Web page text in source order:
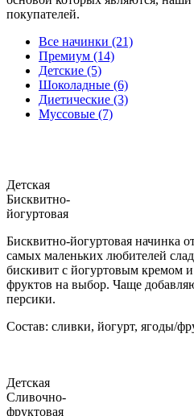
покупателей.
Все начинки (21)
Премиум (14)
Детские (5)
Шоколадные (6)
Диетические (3)
Муссовые (7)
Детская
Бисквитно-
йогуртовая
Бисквитно-йогуртовая начинка
самых маленьких любителей
бискивит с йогуртовым кремом
фруктов на выбор. Чаще
персики.
Состав: сливки, йогурт, ягоды/
Детская
Сливочно-
фруктовая